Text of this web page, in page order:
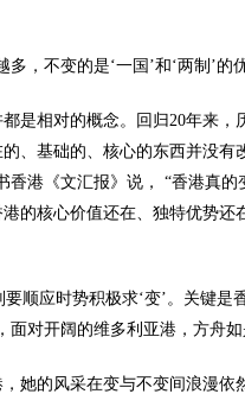
，不变的是‘一国’和‘两制’的
是相对的概念。回归20年来，
、基础的、核心的东西并没有
香港《文汇报》说， “香港真
的核心价值还在、独特优势还
要顺应时势积极求‘变’。关键是
面对开阔的维多利亚港，方舟
她的风采在变与不变间浪漫依